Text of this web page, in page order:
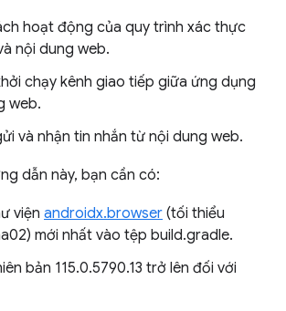
hoạt động của quy trình xác thực
nội dung web.
chạy kênh giao tiếp giữa ứng dụng
web.
và nhận tin nhắn từ nội dung web.
dẫn này, bạn cần có:
viện androidx.browser (tối thiểu
mới nhất vào tệp build.gradle.
bản 115.0.5790.13 trở lên đối với